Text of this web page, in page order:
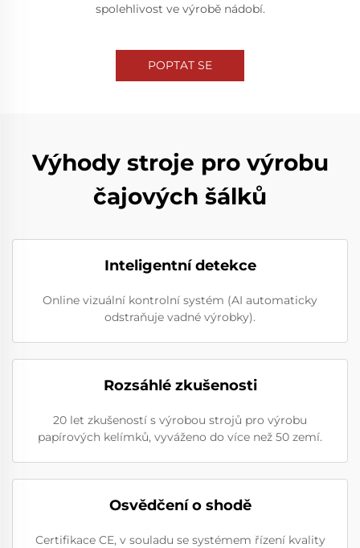
spolehlivost ve výrobě nádobí.
POPTAT SE
Výhody stroje pro výrobu
čajových šálků
Inteligentní detekce
Online vizuální kontrolní systém (AI automaticky
odstraňuje vadné výrobky).
Rozsáhlé zkušenosti
20 let zkušeností s výrobou strojů pro výrobu
papírových kelímků, vyváženo do více než 50 zemí.
Osvědčení o shodě
Certifikace CE, v souladu se systémem řízení kvality